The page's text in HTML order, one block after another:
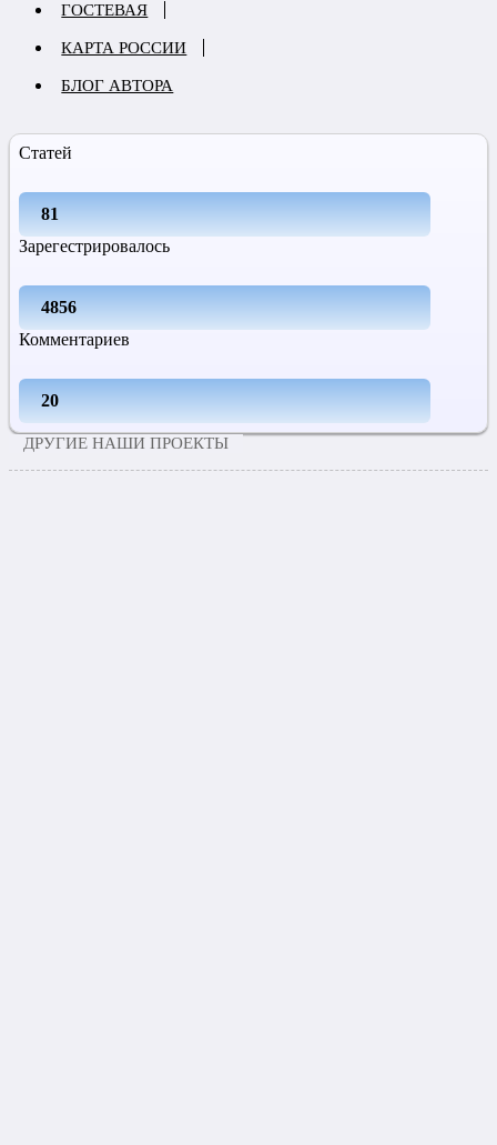
ГОСТЕВАЯ
КАРТА РОССИИ
БЛОГ АВТОРА
Статей
81
Зарегестрировалось
4856
Комментариев
20
ДРУГИЕ НАШИ ПРОЕКТЫ